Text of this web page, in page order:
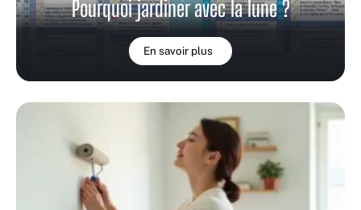
Pourquoi jardiner avec la lune ?
En savoir plus